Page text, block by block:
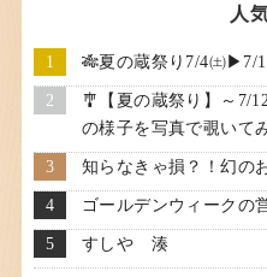
人
🎋夏の蔵祭り7/4㈯▶7/
🎐【夏の蔵祭り】～7/
の様子を写真で覗いて
知らなきゃ損？！幻の
ゴールデンウィークの
すしや 湊